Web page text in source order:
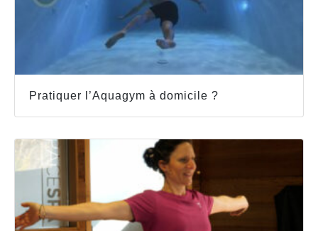
Pratiquer l’Aquagym à domicile ?